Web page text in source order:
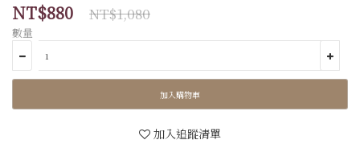
NT$880 NT$1,080
數量
加入購物車
加入追蹤清單